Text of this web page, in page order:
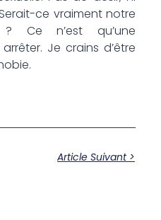
ce vraiment notre
Ce n’est qu’une
Je crains d’être
Article Suivant >